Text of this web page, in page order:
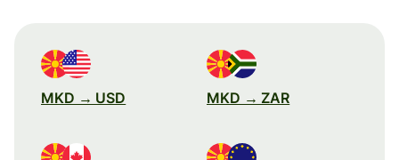
MKD → USD MKD → ZAR